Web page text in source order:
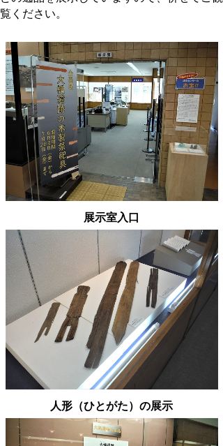
覧ください。
展示室入口
人形（ひとがた）の展示